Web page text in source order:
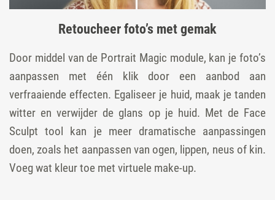
Retoucheer foto’s met gemak
Door middel van de Portrait Magic module, kan je foto’s
aanpassen met één klik door een aanbod aan
verfraaiende effecten. Egaliseer je huid, maak je tanden
witter en verwijder de glans op je huid. Met de Face
Sculpt tool kan je meer dramatische aanpassingen
doen, zoals het aanpassen van ogen, lippen, neus of kin.
Voeg wat kleur toe met virtuele make-up.